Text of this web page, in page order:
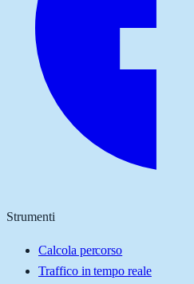
Strumenti
Calcola percorso
Traffico in tempo reale